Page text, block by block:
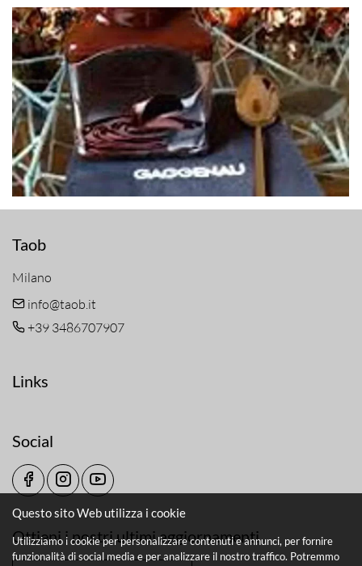
Taob
Milano
info@taob.it
+39 3486707907
Links
Social
Ottieni i nostri ultimi aggiornamenti
Questo sito Web utilizza i cookie
Utilizziamo i cookie per personalizzare contenuti e annunci, per fornire
funzionalità di social media e per analizzare il nostro traffico. Potremmo